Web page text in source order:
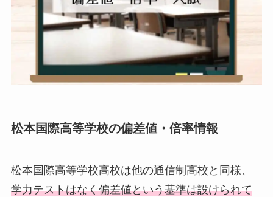
松本国際高等学校の偏差値・倍率情報
松本国際高等学校高校は他の通信制高校と同様、
学力テストはなく偏差値という基準は設けられて